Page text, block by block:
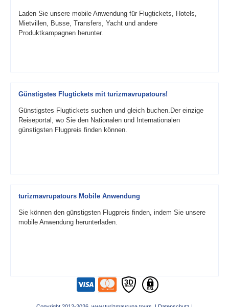
Laden Sie unsere mobile Anwendung für Flugtickets, Hotels,
Mietvillen, Busse, Transfers, Yacht und andere
Produktkampagnen herunter.
Günstigstes Flugtickets mit turizmavrupatours!
Günstigstes Flugtickets suchen und gleich buchen.Der einzige
Reiseportal, wo Sie den Nationalen und Internationalen
günstigsten Flugpreis finden können.
turizmavrupatours Mobile Anwendung
Sie können den günstigsten Flugpreis finden, indem Sie unsere
mobile Anwendung herunterladen.